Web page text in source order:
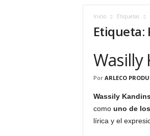
Inicio Etiquetas
Etiqueta:
Wasilly
Por ARLECO
Wassily
como uno de
lírica y el